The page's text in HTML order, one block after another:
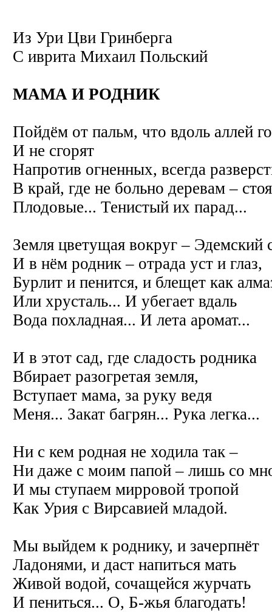
Из Ури Цви Гринберга
С иврита Михаил Польский
МАМА И РОДНИК
Пойдём от пальм, что вдоль аллей
И не сгорят
Напротив огненных, всегда
В край, где не больно деревам –
Плодовые... Тенистый их парад...
Земля цветущая вокруг – Эдемский
И в нём родник – отрада уст и глаз,
Бурлит и пенится, и блещет как
Или хрусталь... И убегает вдаль
Вода похладная... И лета аромат...
И в этот сад, где сладость родника
Вбирает разогретая земля,
Вступает мама, за руку ведя
Меня... Закат багрян... Рука легка...
Ни с кем родная не ходила так –
Ни даже с моим папой – лишь со
И мы ступаем мирровой тропой
Как Урия с Вирсавией младой.
Мы выйдем к роднику, и зачерпнёт
Ладонями, и даст напиться мать
Живой водой, сочащейся журчать
И пениться... О, Б-жья благодать!